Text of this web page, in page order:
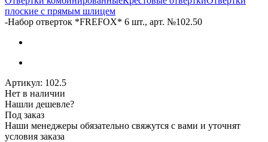
плоские с прямым шлицем
-Набор отверток *FREFOX* 6 шт., арт. №102.50
Артикул: 102.5
Нет в наличии
Нашли дешевле?
Под заказ
Наши менеджеры обязательно свяжутся с вами и уточнят
условия заказа